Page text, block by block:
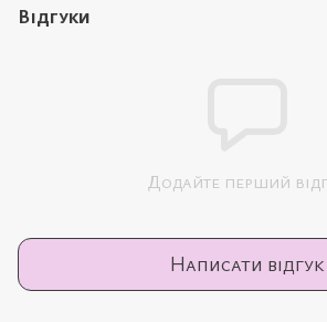
Відгуки
Додайте перший
Написати відгук